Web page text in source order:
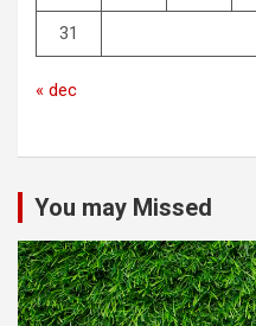
31
« dec
You may Missed